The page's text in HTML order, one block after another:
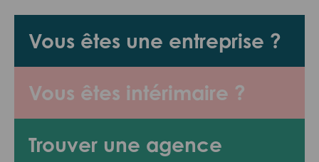
Vous êtes une entreprise ?
Vous êtes intérimaire ?
Trouver une agence